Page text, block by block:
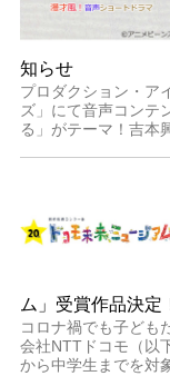
知らせ
プロダクション・ア
ズ」にて音声コンテ
る」がテーマ！吉本
ム」受賞作品決定
コロナ禍でも子ども
会社NTTドコモ（以
から中学生までを対